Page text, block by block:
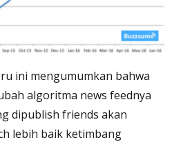
ini mengumumkan bahwa
algoritma news feednya
dipublish friends akan
lebih baik ketimbang